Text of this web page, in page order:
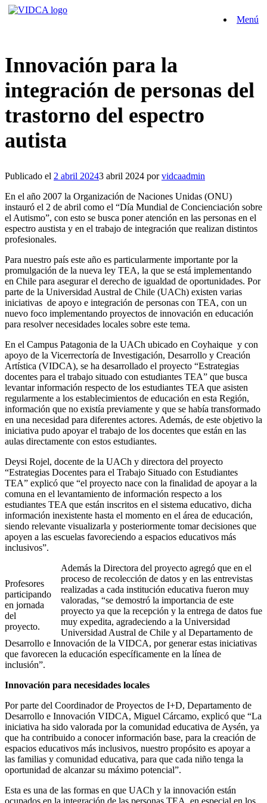
Saltar
Menú
Innovación para la
integración de personas del
trastorno del espectro
autista
Publicado el 2 abril 20243 abril 2024 porvidcaadmin
En el año 2007 la Organización de Naciones Unidas (ONU)
instauró el 2 de abril como el “Día Mundial de Concienciación sobre
el Autismo”, con esto se busca poner atención en las personas en el
espectro austista y en el trabajo de integración que realizan distintos
profesionales.
Para nuestro país este año es particularmente importante por la
promulgación de la nueva ley TEA, la que se está implementando
en Chile para asegurar el derecho de igualdad de oportunidades. Por
parte de la Universidad Austral de Chile (UACh) existen varias
iniciativas de apoyo e integración de personas con TEA, con un
nuevo foco implementando proyectos de innovación en educación
para resolver necesidades locales sobre este tema.
En el Campus Patagonia de la UACh ubicado en Coyhaique y con
apoyo de la Vicerrectoría de Investigación, Desarrollo y Creación
Artística (VIDCA), se ha desarrollado el proyecto “Estrategias
docentes para el trabajo situado con estudiantes TEA” que busca
levantar información respecto de los estudiantes TEA que asisten
regularmente a los establecimientos de educación en esta Región,
información que no existía previamente y que se había transformado
en una necesidad para diferentes actores. Además, de este objetivo la
iniciativa pudo apoyar el trabajo de los docentes que están en las
aulas directamente con estos estudiantes.
Deysi Rojel, docente de la UACh y directora del proyecto
“Estrategias Docentes para el Trabajo Situado con Estudiantes
TEA” explicó que “el proyecto nace con la finalidad de apoyar a la
comuna en el levantamiento de información respecto a los
estudiantes TEA que están inscritos en el sistema educativo, dicha
información inexistente hasta el momento en el área de educación,
siendo relevante visualizarla y posteriormente tomar decisiones que
apoyen a las escuelas favoreciendo a espacios educativos más
inclusivos”.
Profesores
participando
en jornada
del
proyecto.
Además la Directora del proyecto agregó que en el
proceso de recolección de datos y en las entrevistas
realizadas a cada institución educativa fueron muy
valoradas, “se demostró la importancia de este
proyecto ya que la recepción y la entrega de datos fue
muy expedita, agradeciendo a la Universidad
Universidad Austral de Chile y al Departamento de
Desarrollo e Innovación de la VIDCA, por generar estas iniciativas
que favorecen la educación específicamente en la línea de
inclusión”.
Innovación para necesidades locales
Por parte del Coordinador de Proyectos de I+D, Departamento de
Desarrollo e Innovación VIDCA, Miguel Cárcamo, explicó que “La
iniciativa ha sido valorada por la comunidad educativa de Aysén, ya
que ha contribuido a conocer información base, para la creación de
espacios educativos más inclusivos, nuestro propósito es apoyar a
las familias y comunidad educativa, para que cada niño tenga la
oportunidad de alcanzar su máximo potencial”.
Esta es una de las formas en que UACh y la innovación están
ocupados en la integración de las personas TEA, en especial en los